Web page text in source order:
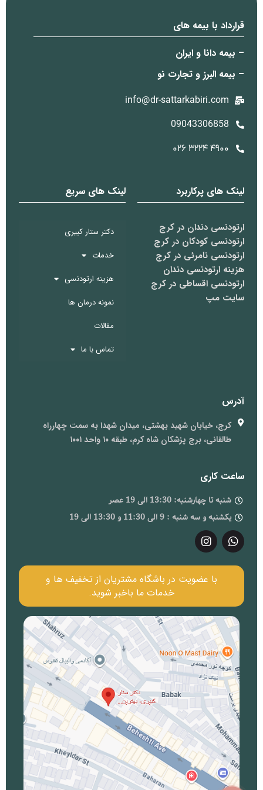
قرارداد با بیمه های
– بیمه دانا و ایران
– بیمه البرز و تجارت نو
info@dr-sattarkabiri.com
09043306858
۴۹۰۰ ۳۲۲۴ ۰۲۶
لینک های پرکاربرد
ارتودنسی دندان در کرج
ارتودنسی کودکان در کرج
ارتودنسی نامرئی در کرج
هزینه ارتودنسی دندان
ارتودنسی اقساطی در کرج
سایت مپ
لینک های سریع
دکتر ستار کبیری
خدمات
هزینه ارتودنسی
نمونه درمان ها
مقالات
تماس با ما
آدرس
کرج، خیابان شهید بهشتی، میدان شهدا به سمت چهارراه
طالقانی، برج پزشکان شاه کرم، طبقه ۱۰ واحد ۱۰۰۱
ساعت کاری
شنبه تا چهارشنبه: 13:30 الی 19 عصر
یکشنبه و سه شنبه : 9 الی 11:30 و 13:30 الی 19
با عضویت در باشگاه مشتریان از تخفیف ها و
خدمات ما باخبر شوید.